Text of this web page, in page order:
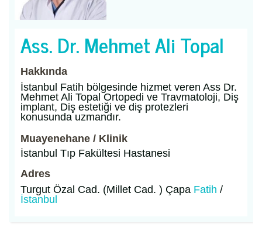
Ass. Dr. Mehmet Ali Topal
Hakkında
İstanbul Fatih bölgesinde hizmet veren Ass Dr.
Mehmet Ali Topal Ortopedi ve Travmatoloji, Diş
implant, Diş estetiği ve diş protezleri
konusunda uzmandır.
Muayenehane / Klinik
İstanbul Tıp Fakültesi Hastanesi
Adres
Turgut Özal Cad. (Millet Cad. ) Çapa Fatih /
İstanbul